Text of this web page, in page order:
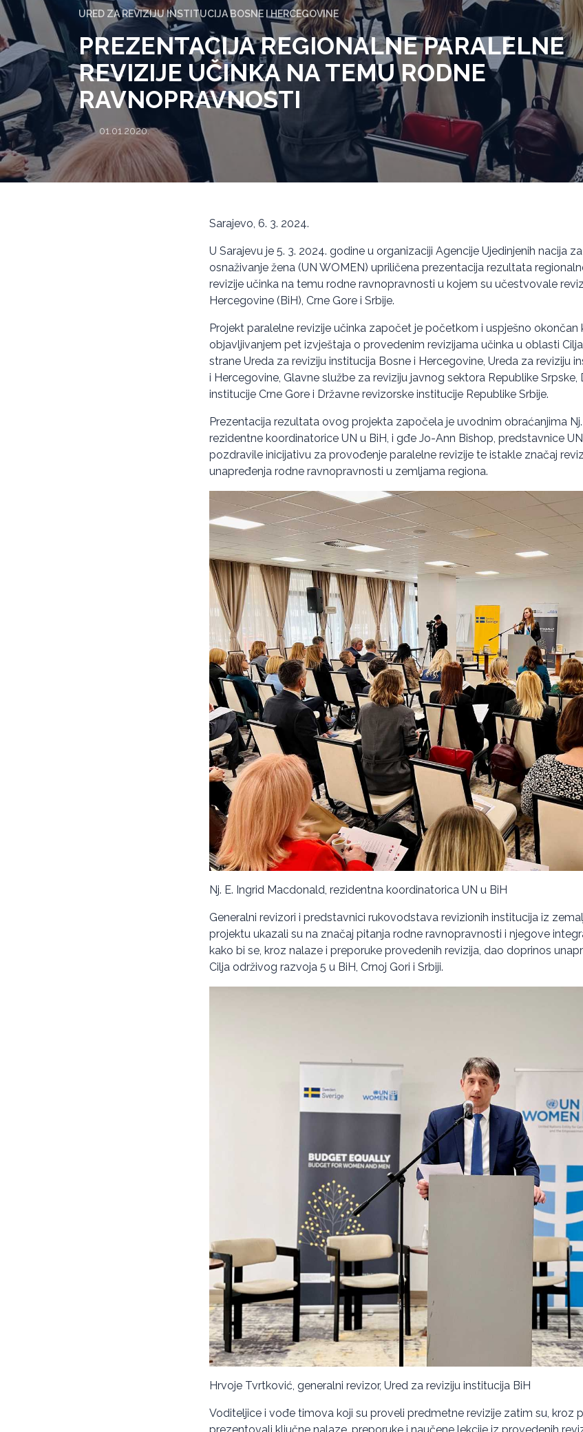
URED ZA REVIZIJU INSTITUCIJA BOSNE I HERCEGOVINE
PREZENTACIJA REGIONALNE PARALELNE
REVIZIJE UČINKA NA TEMU RODNE
RAVNOPRAVNOSTI
01.01.2020.
Sarajevo, 6. 3. 2024.
U Sarajevu je 5. 3. 2024. godine u organizaciji Agencije Ujedinjenih nacija
osnaživanje žena (UN WOMEN) upriličena prezentacija rezultata
revizije učinka na temu rodne ravnopravnosti u kojem su učestvovale
Hercegovine (BiH), Crne Gore i Srbije.
Projekt paralelne revizije učinka započet je početkom i uspješno okončan
objavljivanjem pet izvještaja o provedenim revizijama učinka u oblasti
strane Ureda za reviziju institucija Bosne i Hercegovine, Ureda za reviziju
i Hercegovine, Glavne službe za reviziju javnog sektora Republike Srpske,
institucije Crne Gore i Državne revizorske institucije Republike Srbije.
Prezentacija rezultata ovog projekta započela je uvodnim obraćanjima Nj.
rezidentne koordinatorice UN u BiH, i gđe Jo-Ann Bishop, predstavnice
pozdravile inicijativu za provođenje paralelne revizije te istakle značaj
unapređenja rodne ravnopravnosti u zemljama regiona.
Nj. E. Ingrid Macdonald, rezidentna koordinatorica UN u BiH
Generalni revizori i predstavnici rukovodstava revizionih institucija iz
projektu ukazali su na značaj pitanja rodne ravnopravnosti i njegove
kako bi se, kroz nalaze i preporuke provedenih revizija, dao doprinos
Cilja održivog razvoja 5 u BiH, Crnoj Gori i Srbiji.
Hrvoje Tvrtković, generalni revizor, Ured za reviziju institucija BiH
Voditeljice i vođe timova koji su proveli predmetne revizije zatim su, kroz
prezentovali ključne nalaze, preporuke i naučene lekcije iz provedenih